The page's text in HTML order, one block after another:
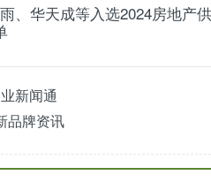
、华天成等入选2024房地产供
新闻通
品牌资讯